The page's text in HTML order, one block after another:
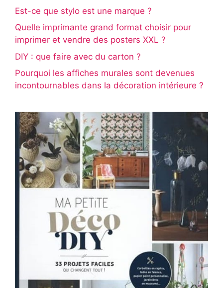
Est-ce que stylo est une marque ?
Quelle imprimante grand format choisir pour
imprimer et vendre des posters XXL ?
DIY : que faire avec du carton ?
Pourquoi les affiches murales sont devenues
incontournables dans la décoration intérieure ?